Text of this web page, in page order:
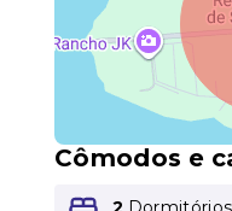
Cômodos e